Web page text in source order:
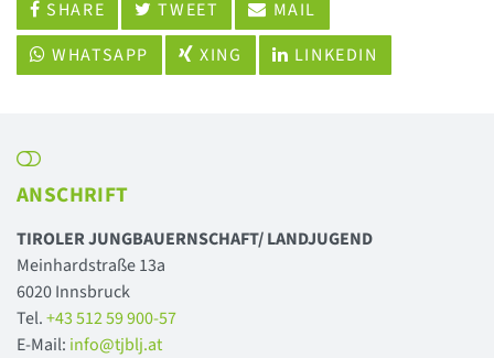
SHARE TWEET
MAIL
WHATSAPP
XING LINKEDIN
ANSCHRIFT
TIROLER JUNGBAUERNSCHAFT/ LANDJUGEND
Meinhardstraße 13a
6020 Innsbruck
Tel.+43 512 59 900-57
E-Mail: info@tjblj.at